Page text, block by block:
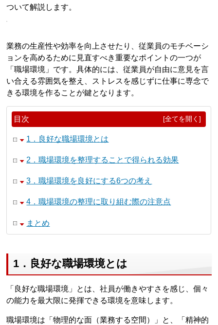
ついて解説します。
業務の生産性や効率を向上させたり、従業員のモチベーシ
ョンを高めるために見直すべき重要なポイントの一つが
「職場環境」です。具体的には、従業員が自由に意見を言
い合える雰囲気を整え、ストレスを感じずに仕事に専念で
きる環境を作ることが鍵となります。
目次 [全てを開く]
1．良好な職場環境とは
2．職場環境を整理することで得られる効果
3．職場環境を良好にする6つの考え
4．職場環境の整理に取り組む際の注意点
まとめ
1．良好な職場環境とは
「良好な職場環境」とは、社員が働きやすさを感じ、個々
の能力を最大限に発揮できる環境を意味します。
職場環境は「物理的な面（業務する空間）」と、「精神的